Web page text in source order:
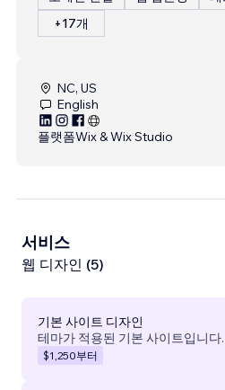
+17개
NC, US
English
플랫폼Wix & Wix Studio
서비스
웹 디자인 (5)
기본 사이트 디자인
테마가 적용된 기본 사이트입니다.
$1,250부터